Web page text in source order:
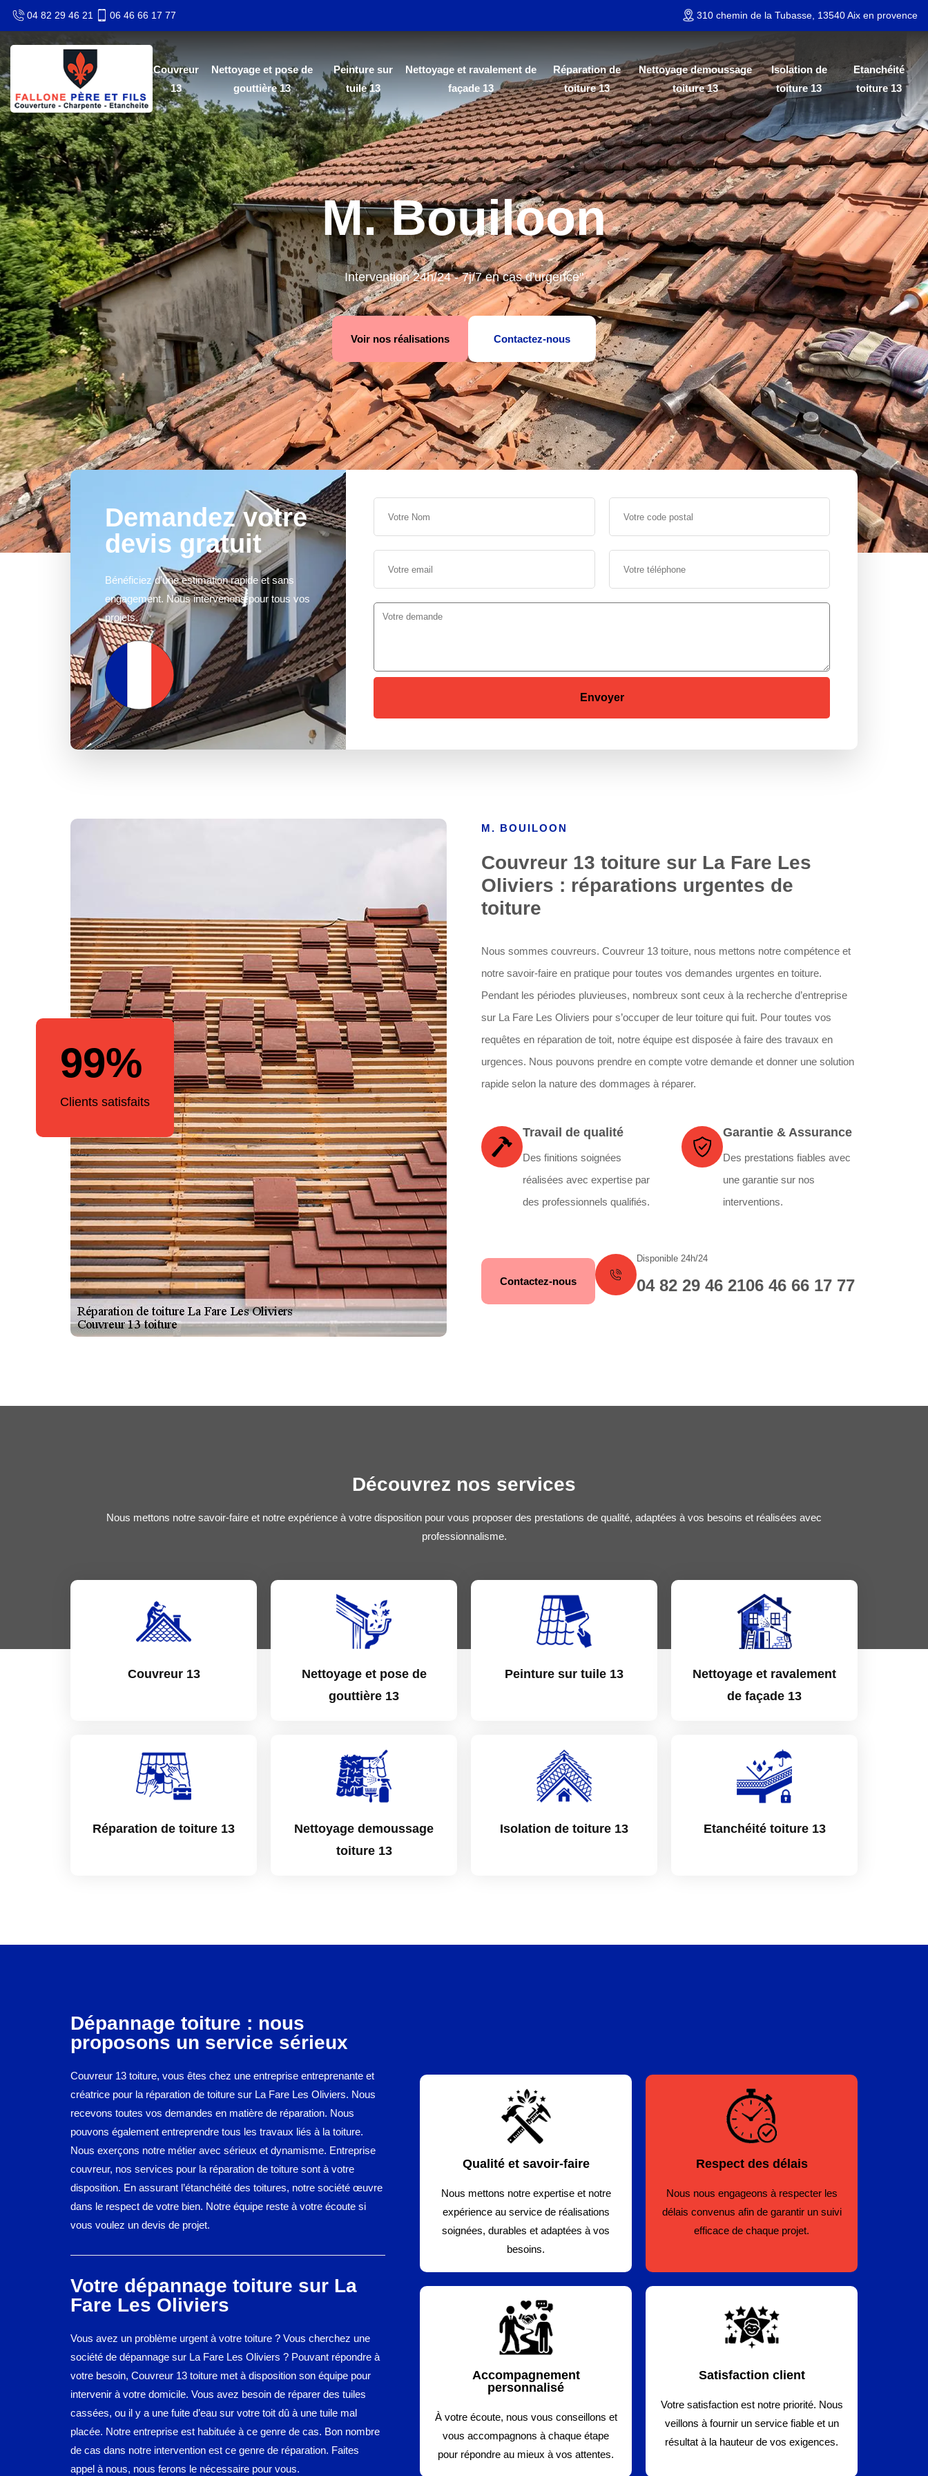
04 82 29 46 21 06 46 66 17 77 310 chemin de la Tubasse, 13540 Aix en provence
Couvreur
13
Nettoyage et pose de
gouttière 13
Peinture sur
tuile 13
Nettoyage et ravalement de
façade 13
Réparation de
toiture 13
Nettoyage demoussage
toiture 13
Isolation de
toiture 13
Etanchéité
toiture 13
M. Bouiloon
Intervention 24h/24 - 7j/7 en cas d'urgence"
Voir nos réalisations Contactez-nous
Demandez votre
devis gratuit
Bénéficiez d'une estimation rapide et sans
engagement. Nous intervenons pour tous vos
projets.
99%
Clients satisfaits
M. BOUILOON
Couvreur 13 toiture sur La Fare Les
Oliviers : réparations urgentes de
toiture
Nous sommes couvreurs. Couvreur 13 toiture, nous mettons notre compétence et
notre savoir-faire en pratique pour toutes vos demandes urgentes en toiture.
Pendant les périodes pluvieuses, nombreux sont ceux à la recherche d’entreprise
sur La Fare Les Oliviers pour s’occuper de leur toiture qui fuit. Pour toutes vos
requêtes en réparation de toit, notre équipe est disposée à faire des travaux en
urgences. Nous pouvons prendre en compte votre demande et donner une solution
rapide selon la nature des dommages à réparer.
Travail de qualité
Des finitions soignées
réalisées avec expertise par
des professionnels qualifiés.
Garantie & Assurance
Des prestations fiables avec
une garantie sur nos
interventions.
Contactez-nous
Disponible 24h/24
04 82 29 46 2106 46 66 17 77
Découvrez nos services
Nous mettons notre savoir-faire et notre expérience à votre disposition pour vous proposer des prestations de qualité, adaptées à vos besoins et réalisées avec
professionnalisme.
Couvreur 13
Nettoyage et pose de
gouttière 13
Peinture sur tuile 13
Nettoyage et ravalement
de façade 13
Réparation de toiture 13
Nettoyage demoussage
toiture 13
Isolation de toiture 13 Etanchéité toiture 13
Dépannage toiture : nous
proposons un service sérieux
Couvreur 13 toiture, vous êtes chez une entreprise entreprenante et
créatrice pour la réparation de toiture sur La Fare Les Oliviers. Nous
recevons toutes vos demandes en matière de réparation. Nous
pouvons également entreprendre tous les travaux liés à la toiture.
Nous exerçons notre métier avec sérieux et dynamisme. Entreprise
couvreur, nos services pour la réparation de toiture sont à votre
disposition. En assurant l’étanchéité des toitures, notre société œuvre
dans le respect de votre bien. Notre équipe reste à votre écoute si
vous voulez un devis de projet.
Votre dépannage toiture sur La
Fare Les Oliviers
Vous avez un problème urgent à votre toiture ? Vous cherchez une
société de dépannage sur La Fare Les Oliviers ? Pouvant répondre à
votre besoin, Couvreur 13 toiture met à disposition son équipe pour
intervenir à votre domicile. Vous avez besoin de réparer des tuiles
cassées, ou il y a une fuite d’eau sur votre toit dû à une tuile mal
placée. Notre entreprise est habituée à ce genre de cas. Bon nombre
de cas dans notre intervention est ce genre de réparation. Faites
appel à nous, nous ferons le nécessaire pour vous.
Qualité et savoir-faire
Nous mettons notre expertise et notre
expérience au service de réalisations
soignées, durables et adaptées à vos
besoins.
Respect des délais
Nous nous engageons à respecter les
délais convenus afin de garantir un suivi
efficace de chaque projet.
Accompagnement
personnalisé
À votre écoute, nous vous conseillons et
vous accompagnons à chaque étape
pour répondre au mieux à vos attentes.
Satisfaction client
Votre satisfaction est notre priorité. Nous
veillons à fournir un service fiable et un
résultat à la hauteur de vos exigences.